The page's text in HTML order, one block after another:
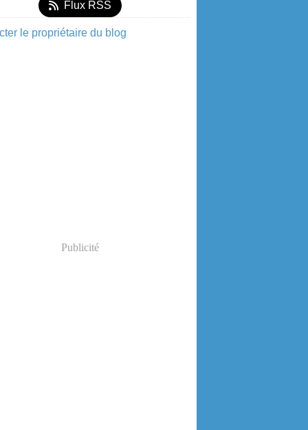
Flux RSS
le propriétaire du blog
Publicité